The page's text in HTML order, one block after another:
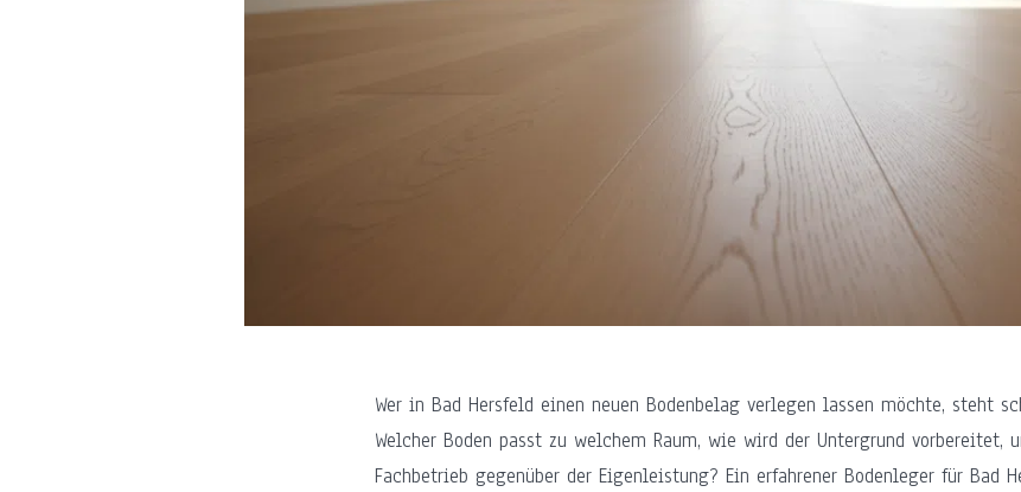
Wer in Bad Hersfeld einen neuen Bodenbelag verlegen lassen möchte, steht
Welcher Boden passt zu welchem Raum, wie wird der Untergrund vorbereitet,
Fachbetrieb gegenüber der Eigenleistung? Ein erfahrener Bodenleger für Bad